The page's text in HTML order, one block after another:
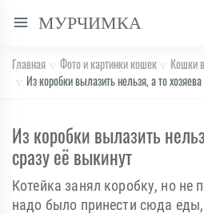
МУРЧИМКА
Главная Фото и картинки кошек
Кошки
Из коробки вылазить нельзя, а то
Из коробки вылазить
сразу её выкинут
Котейка занял коробку, но не
надо было принести сюда